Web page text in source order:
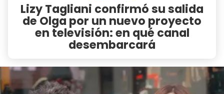
Lizy Tagliani confirmó su salida
de Olga por un nuevo proyecto
en televisión: en qué canal
desembarcará